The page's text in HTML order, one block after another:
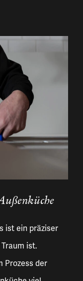
ist ein präziser
ist.
Prozess der